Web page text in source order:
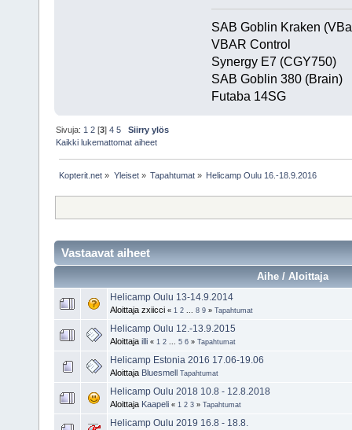
SAB Goblin Kraken
VBAR Control
Synergy E7 (CGY750)
SAB Goblin 380 (Brain)
Futaba
Sivuja: 1 2 [3]4 5
Siirry ylös
Kaikki lukemattomat aiheet
Kopterit.net » Yleiset» Tapahtumat» Helicamp Oulu 16.-18.9.2016
Vastaavat aiheet
Aihe / Aloittaja
Helicamp Oulu 13-14.9.2014
Aloittaja zxiicci « 1 2 ... 8 9 » Tapahtumat
Helicamp Oulu 12.-13.9.2015
Aloittaja illi « 1 2 ... 5 6 » Tapahtumat
Helicamp Estonia 2016 17.06-19.06
Aloittaja Bluesmell Tapahtumat
Helicamp Oulu 2018 10.8 - 12.8.2018
Aloittaja Kaapeli « 1 2 3 » Tapahtumat
Helicamp Oulu 2019 16.8 - 18.8.